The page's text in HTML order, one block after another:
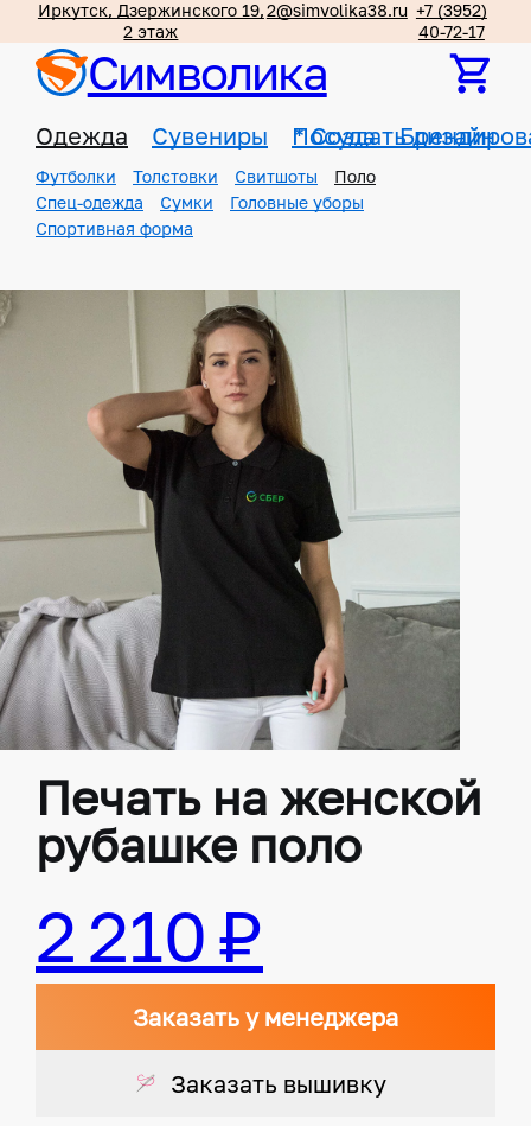
Иркутск, Дзержинского 19,
2 этаж
2@simvolika38.ru +7 (3952)
40-72-17
Символика
Одежда Сувениры Посуда
*Создать дизайн
Футболки Толстовки Свитшоты
Поло
Спец-одежда
Сумки
Головные уборы
Спортивная форма
Печать на женской
рубашке поло
2 210 ₽
Заказать у менеджера
Заказать вышивку